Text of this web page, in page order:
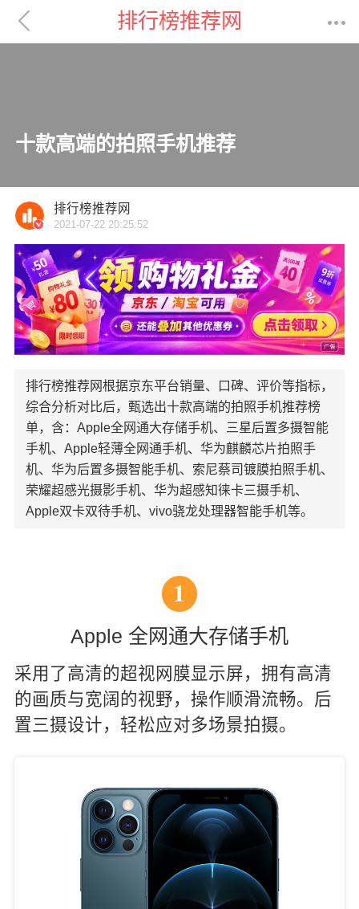
 排行榜推荐网 
十款高端的拍照手机推荐

排行榜推荐网
2021-07-22 20:25:52
排行榜推荐网根据京东平台销量、口碑、评价等指标，
综合分析对比后，甄选出十款高端的拍照手机推荐榜
单，含：Apple全网通大存储手机、三星后置多摄智能
手机、Apple轻薄全网通手机、华为麒麟芯片拍照手
机、华为后置多摄智能手机、索尼蔡司镀膜拍照手机、
荣耀超感光摄影手机、华为超感知徕卡三摄手机、
Apple双卡双待手机、vivo骁龙处理器智能手机等。
1
Apple 全网通大存储手机
采用了高清的超视网膜显示屏，拥有高清
的画质与宽阔的视野，操作顺滑流畅。后
置三摄设计，轻松应对多场景拍摄。